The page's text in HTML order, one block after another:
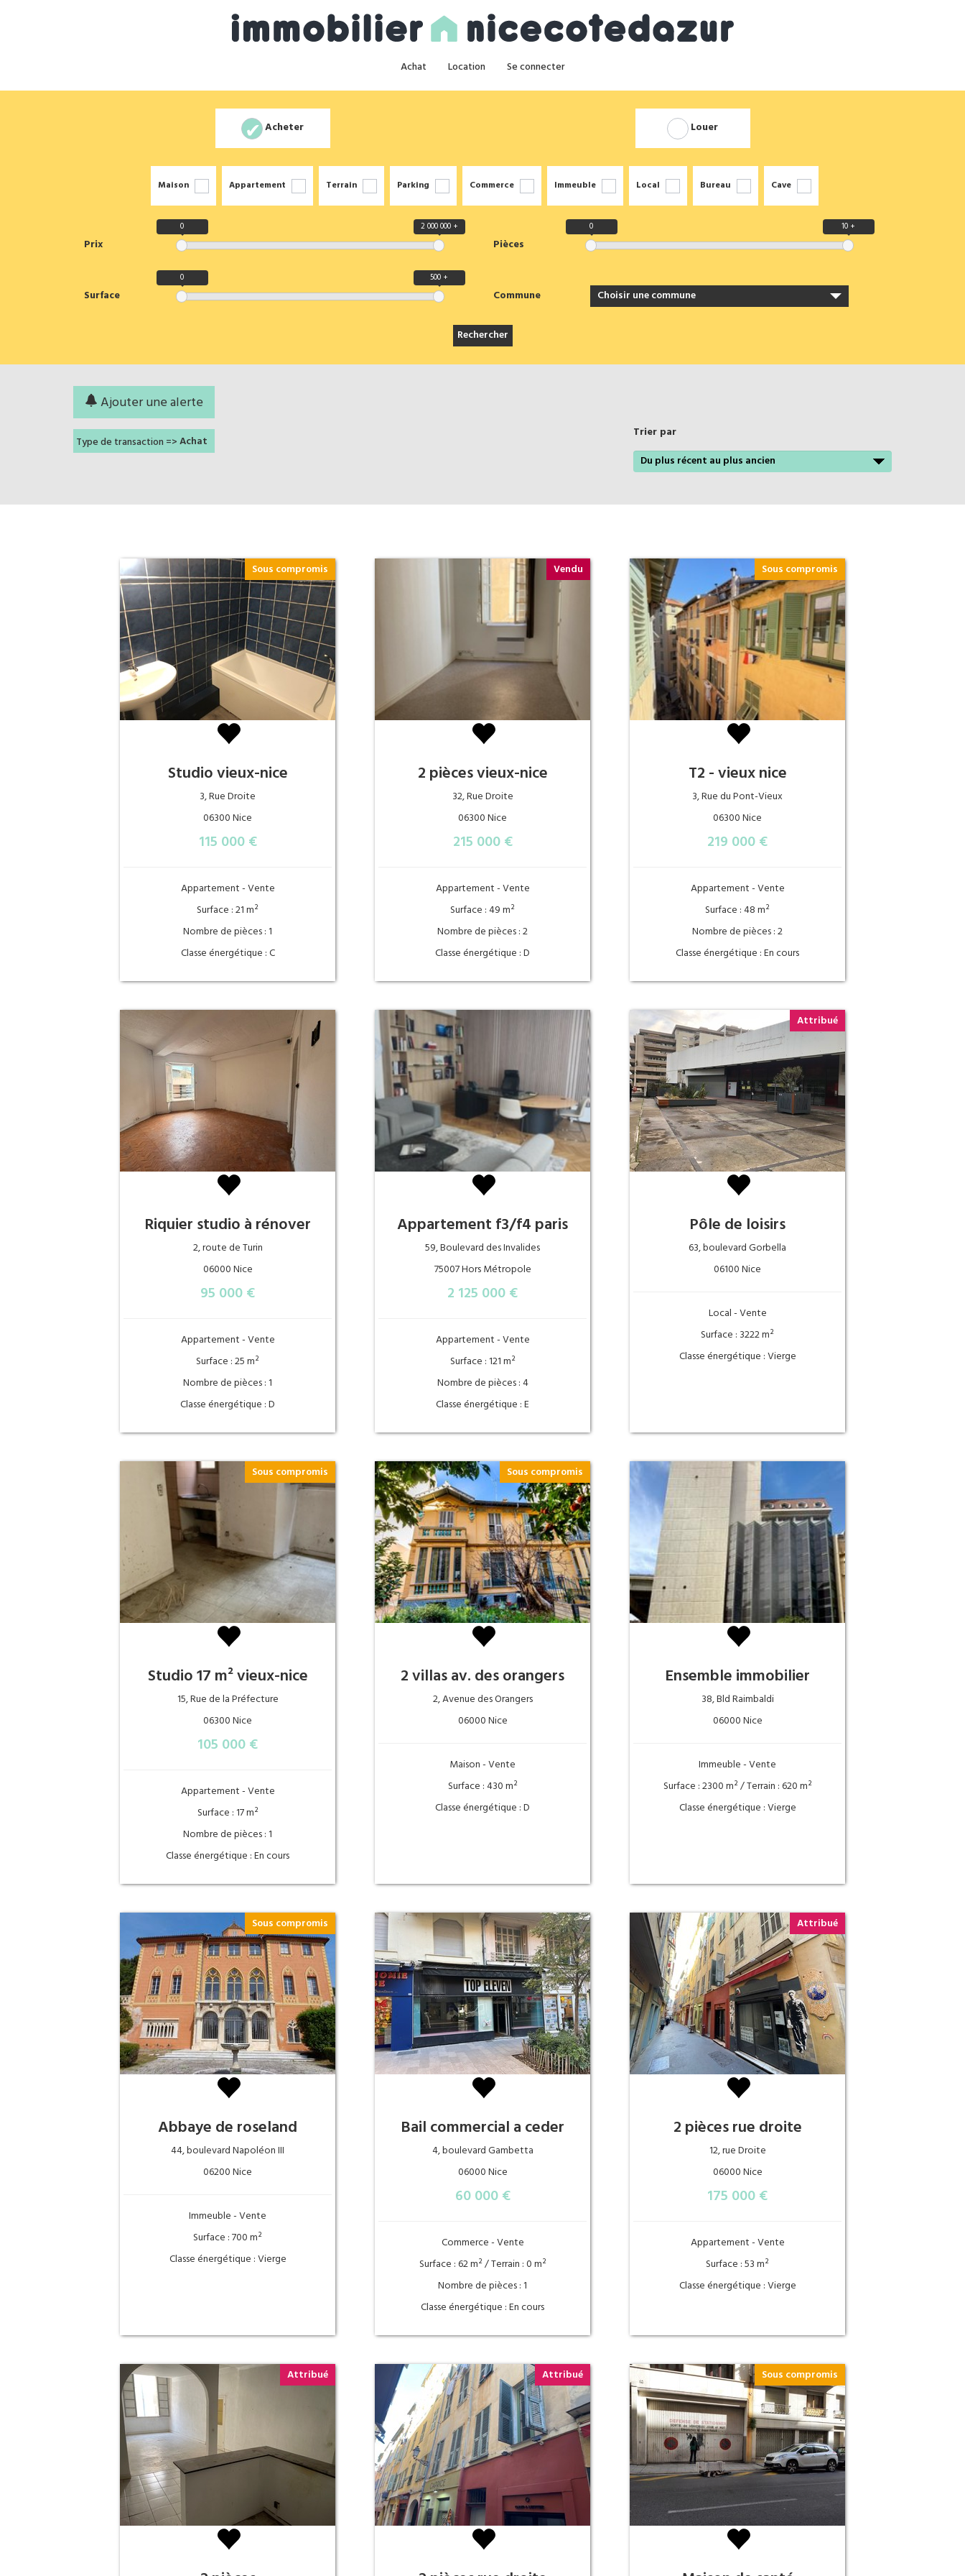
Achat Location Se connecter
Acheter Louer
Maison Appartement Terrain Parking Commerce Immeuble Local Bureau Cave
Prix
0 2 000 000 +
Pièces
0 10 +
Surface
0 500 +
Commune
Ajouter une alerte
Type de transaction =>Achat
Trier par
Sous compromis
Studio vieux-nice
3, Rue Droite
06300 Nice
115 000 €
Appartement - Vente
Surface : 21 m²
Nombre de pièces : 1
Classe énergétique : C
Vendu
2 pièces vieux-nice
32, Rue Droite
06300 Nice
215 000 €
Appartement - Vente
Surface : 49 m²
Nombre de pièces : 2
Classe énergétique : D
Sous compromis
T2 - vieux nice
3, Rue du Pont-Vieux
06300 Nice
219 000 €
Appartement - Vente
Surface : 48 m²
Nombre de pièces : 2
Classe énergétique : En cours
Riquier studio à rénover
2, route de Turin
06000 Nice
95 000 €
Appartement - Vente
Surface : 25 m²
Nombre de pièces : 1
Classe énergétique : D
Appartement f3/f4 paris
59, Boulevard des Invalides
75007 Hors Métropole
2 125 000 €
Appartement - Vente
Surface : 121 m²
Nombre de pièces : 4
Classe énergétique : E
Attribué
Pôle de loisirs
63, boulevard Gorbella
06100 Nice
Local - Vente
Surface : 3222 m²
Classe énergétique : Vierge
Sous compromis
Studio 17 m² vieux-nice
15, Rue de la Préfecture
06300 Nice
105 000 €
Appartement - Vente
Surface : 17 m²
Nombre de pièces : 1
Classe énergétique : En cours
Sous compromis
2 villas av. des orangers
2, Avenue des Orangers
06000 Nice
Maison - Vente
Surface : 430 m²
Classe énergétique : D
Ensemble immobilier
38, Bld Raimbaldi
06000 Nice
Immeuble - Vente
Surface : 2300 m² / Terrain : 620 m²
Classe énergétique : Vierge
Sous compromis
Abbaye de roseland
44, boulevard Napoléon III
06200 Nice
Immeuble - Vente
Surface : 700 m²
Classe énergétique : Vierge
Bail commercial a ceder
4, boulevard Gambetta
06000 Nice
60 000 €
Commerce - Vente
Surface : 62 m² / Terrain : 0 m²
Nombre de pièces : 1
Classe énergétique : En cours
Attribué
2 pièces rue droite
12, rue Droite
06000 Nice
175 000 €
Appartement - Vente
Surface : 53 m²
Classe énergétique : Vierge
Attribué Attribué Sous compromis